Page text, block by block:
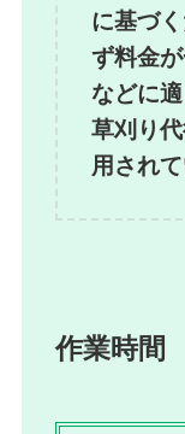
に基づ
ず料金
などに
草刈り
用されて
作業時間